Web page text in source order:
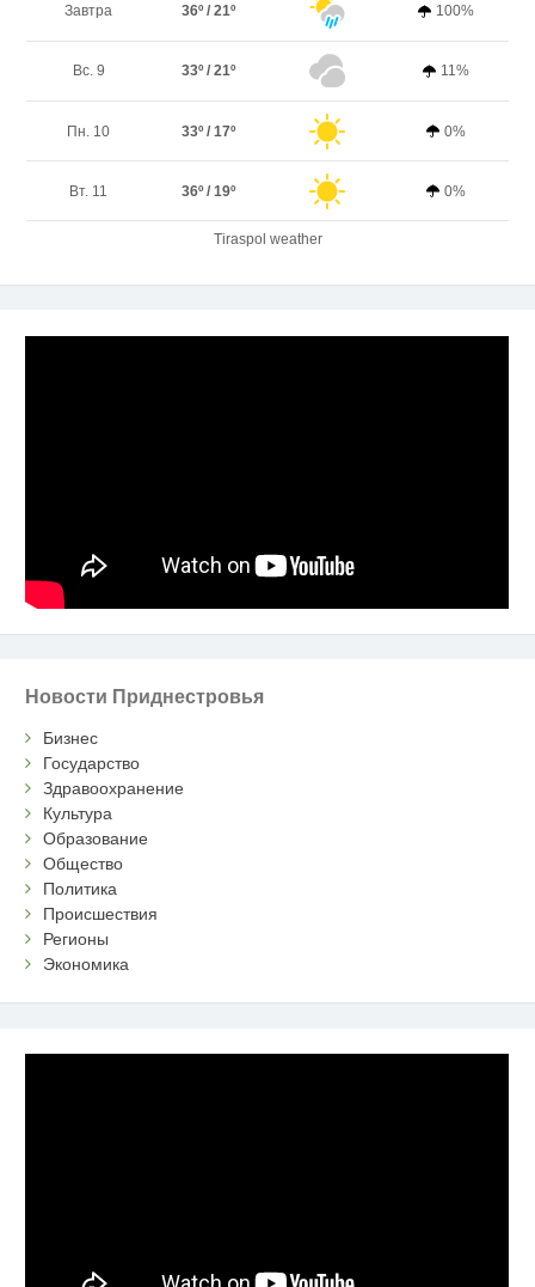
Завтра 36º / 21º 100%
Вс. 9 33º / 21º 11%
Пн. 10 33º / 17º 0%
Вт. 11 36º / 19º 0%
Tiraspol weather
Новости Приднестровья
Бизнес
Государство
Здравоохранение
Культура
Образование
Общество
Политика
Происшествия
Регионы
Экономика